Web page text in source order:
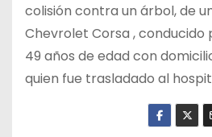
colisión contra un árbol, de
Chevrolet Corsa , conducido
49 años de edad con
quien fue trasladado al